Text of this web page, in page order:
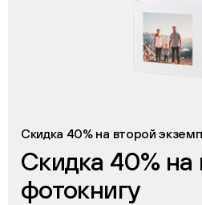
Скидка 40% на второй
Скидка 40% на
фотокнигу